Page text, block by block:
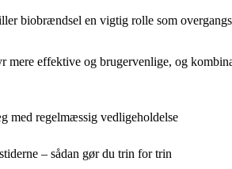
biobrændsel en vigtig rolle som
mere effektive og brugervenlige, og
med regelmæssig vedligeholdelse
– sådan gør du trin for trin